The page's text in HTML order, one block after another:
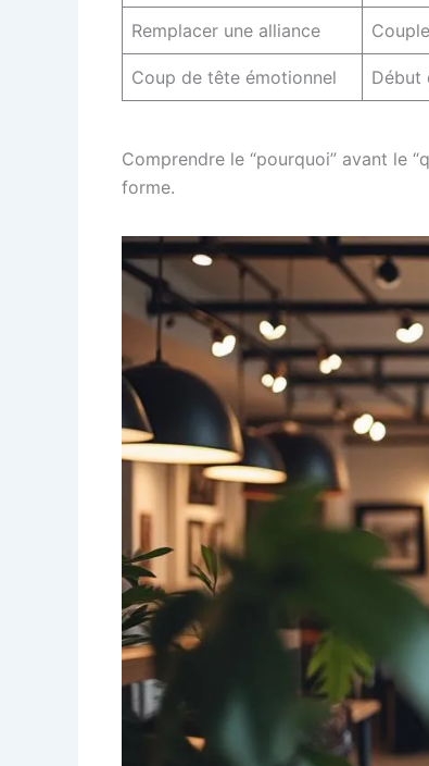
Remplacer une alliance
Coup de tête émotionnel Début
Comprendre le “pourquoi” avant le
forme.